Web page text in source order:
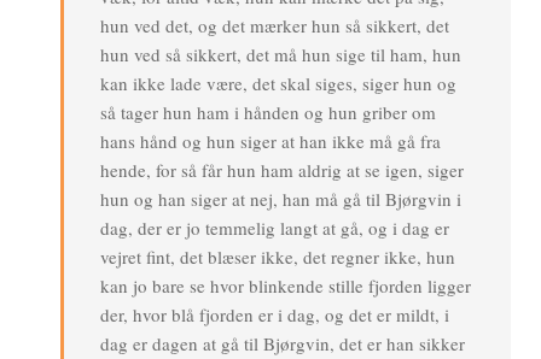
hun ved det, og det mærker hun så sikkert, det
hun ved så sikkert, det må hun sige til ham, hun
kan ikke lade være, det skal siges, siger hun og
så tager hun ham i hånden og hun griber om
hans hånd og hun siger at han ikke må gå fra
hende, for så får hun ham aldrig at se igen, siger
hun og han siger at nej, han må gå til Bjørgvin i
dag, der er jo temmelig langt at gå, og i dag er
vejret fint, det blæser ikke, det regner ikke, hun
kan jo bare se hvor blinkende stille fjorden ligger
der, hvor blå fjorden er i dag, og det er mildt, i
dag er dagen at gå til Bjørgvin, det er han sikker